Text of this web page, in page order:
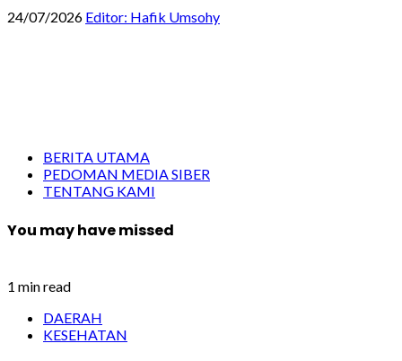
24/07/2026 Editor: Hafik Umsohy
BERITA UTAMA
PEDOMAN MEDIA SIBER
TENTANG KAMI
You may have missed
1 min read
DAERAH
KESEHATAN